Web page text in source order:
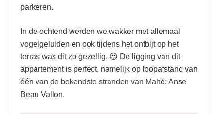
parkeren.
In de ochtend werden we wakker met allemaal
vogelgeluiden en ook tijdens het ontbijt op het
terras was dit zo gezellig. 😍 De ligging van dit
appartement is perfect, namelijk op loopafstand van
één van de bekendste stranden van Mahé: Anse
Beau Vallon.